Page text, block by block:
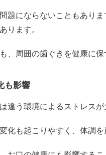
題にならないこともあり
ります。
、周囲の歯ぐきを健康に
も影響
違う環境によるストレスが
化も起こりやすく、体調を